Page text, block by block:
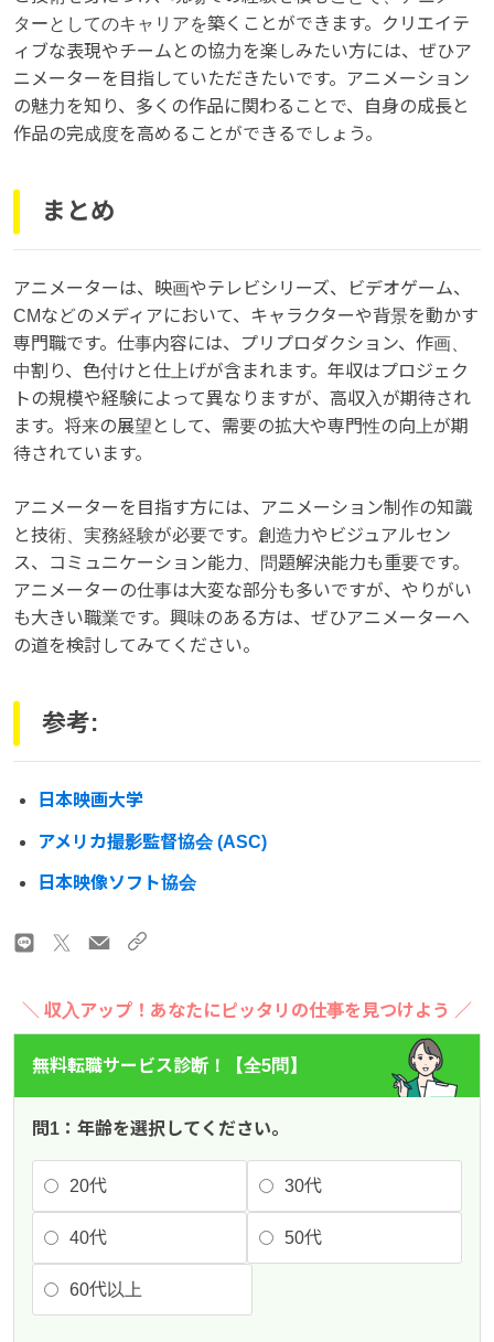
ターとしてのキャリアを築くことができます。クリエイテ
ィブな表現やチームとの協力を楽しみたい方には、ぜひア
ニメーターを目指していただきたいです。アニメーション
の魅力を知り、多くの作品に関わることで、自身の成長と
作品の完成度を高めることができるでしょう。
まとめ
アニメーターは、映画やテレビシリーズ、ビデオゲーム、
CMなどのメディアにおいて、キャラクターや背景を動かす
専門職です。仕事内容には、プリプロダクション、作画、
中割り、色付けと仕上げが含まれます。年収はプロジェク
トの規模や経験によって異なりますが、高収入が期待され
ます。将来の展望として、需要の拡大や専門性の向上が期
待されています。
アニメーターを目指す方には、アニメーション制作の知識
と技術、実務経験が必要です。創造力やビジュアルセン
ス、コミュニケーション能力、問題解決能力も重要です。
アニメーターの仕事は大変な部分も多いですが、やりがい
も大きい職業です。興味のある方は、ぜひアニメーターへ
の道を検討してみてください。
参考:
日本映画大学
アメリカ撮影監督協会 (ASC)
日本映像ソフト協会
＼ 収入アップ！あなたにピッタリの仕事を見つけよう ／
無料転職サービス診断！【全5問】
問1：年齢を選択してください。
20代 30代
40代 50代
60代以上